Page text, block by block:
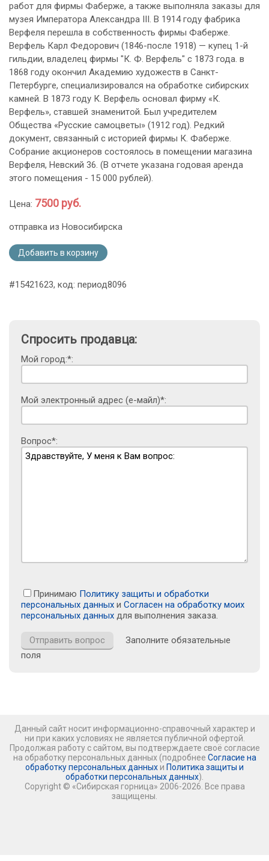
работ для фирмы Фаберже, а также выполняла заказы для
музея Императора Александра III. В 1914 году фабрика
Верфеля перешла в собственность фирмы Фаберже.
Верфель Карл Федорович (1846-после 1918) — купец 1-й
гильдии, владелец фирмы "К. Ф. Верфель" с 1873 года. в
1868 году окончил Академию художеств в Санкт-
Петербурге, специализировался на обработке сибирских
камней. В 1873 году К. Верфель основал фирму «К.
Верфель», ставшей знаменитой. Был учредителем
Общества «Русские самоцветы» (1912 год). Редкий
документ, связанный с историей фирмы К. Фаберже.
Собрание акционеров состоялось в помещении магазина
Верфеля, Невский 36. (В отчете указана годовая аренда
этого помещения - 15 000 рублей).
Цена: 7500 руб.
отправка из Новосибирска
Добавить в корзину
#15421623, код: период8096
Спросить продавца:
Мой город:*:
Мой электронный адрес (е-майл)*:
Вопрос*:
Принимаю Политику защиты и обработки
персональных данных и Согласен на обработку моих
персональных данных для выполнения заказа.
Заполните обязательные
поля
Данный сайт носит информационно-справочный характер и
ни при каких условиях не является публичной офертой.
Продолжая работу с сайтом, вы подтверждаете своё согласие
на обработку персональных данных (подробнее Согласие на
обработку персональных данных и Политика защиты и
обработки персональных данных).
Copyright © «Сибирская горница» 2006-2026. Все права
защищены.